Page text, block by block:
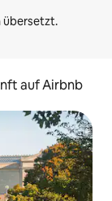
auf Airbnb